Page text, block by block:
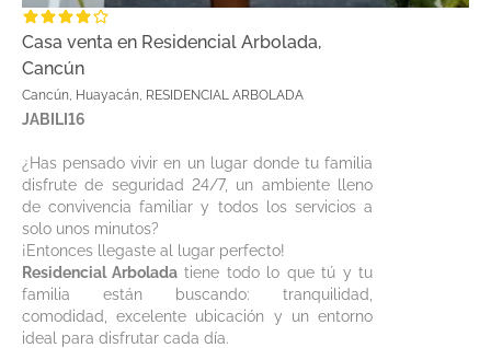
Casa venta en Residencial Arbolada,
Cancún
Cancún, Huayacán, RESIDENCIAL ARBOLADA
JABILI16
¿Has pensado vivir en un lugar donde tu familia
disfrute de seguridad 24/7, un ambiente lleno
de convivencia familiar y todos los servicios a
solo unos minutos?
¡Entonces llegaste al lugar perfecto!
Residencial Arbolada tiene todo lo que tú y tu
familia están buscando: tranquilidad,
comodidad, excelente ubicación y un entorno
ideal para disfrutar cada día.